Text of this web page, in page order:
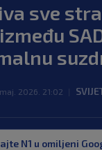
sve
2026. 21:02
N1 u omiljeni